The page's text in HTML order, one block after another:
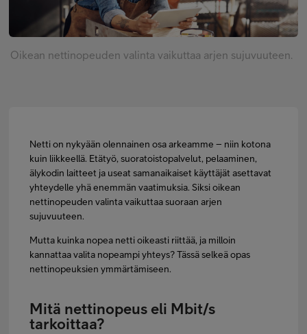
Oikean nettinopeuden valinta vaikuttaa arjen sujuvuuteen.
Netti on nykyään olennainen osa arkeamme – niin kotona
kuin liikkeellä. Etätyö, suoratoistopalvelut, pelaaminen,
älykodin laitteet ja useat samanaikaiset käyttäjät asettavat
yhteydelle yhä enemmän vaatimuksia. Siksi oikean
nettinopeuden valinta vaikuttaa suoraan arjen
sujuvuuteen.
Mutta kuinka nopea netti oikeasti riittää, ja milloin
kannattaa valita nopeampi yhteys? Tässä selkeä opas
nettinopeuksien ymmärtämiseen.
Mitä nettinopeus eli Mbit/s
tarkoittaa?